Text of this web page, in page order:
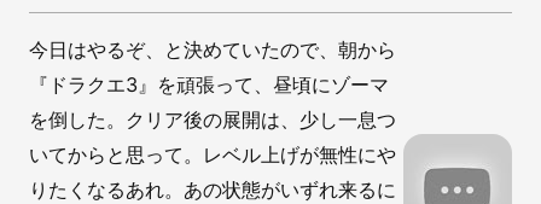
今日はやるぞ、と決めていたので、朝から
『ドラクエ3』を頑張って、昼頃にゾーマ
を倒した。クリア後の展開は、少し一息つ
いてからと思って。レベル上げが無性にや
りたくなるあれ。あの状態がいずれ来るに